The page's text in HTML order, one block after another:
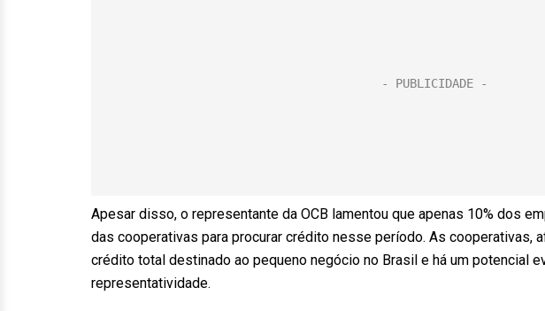
Apesar disso, o representante da OCB lamentou que apenas 10% dos
das cooperativas para procurar crédito nesse período. As cooperativas,
crédito total destinado ao pequeno negócio no Brasil e há um potencial
representatividade.